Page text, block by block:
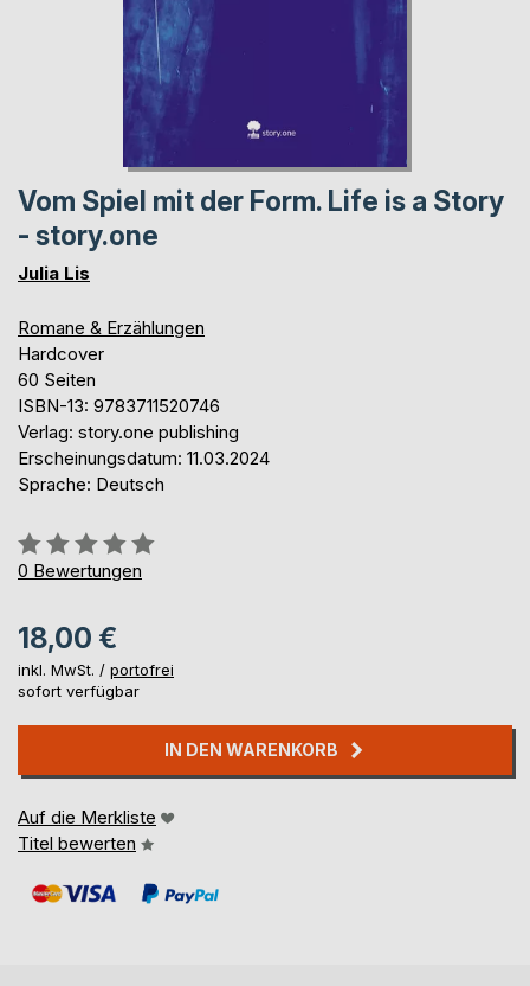
Vom Spiel mit der Form. Life is a Story
- story.one
Julia Lis
Romane & Erzählungen
Hardcover
60 Seiten
ISBN-13: 9783711520746
Verlag: story.one publishing
Erscheinungsdatum: 11.03.2024
Sprache: Deutsch
Bewertung::
0%
0 Bewertungen
18,00 €
inkl. MwSt. / portofrei
sofort verfügbar
IN DEN WARENKORB
Auf die Merkliste
Titel bewerten